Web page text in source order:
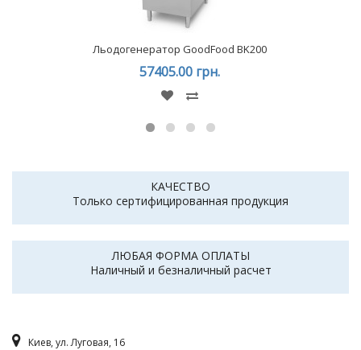
Льодогенератор GoodFood BK200
57405.00 грн.
КАЧЕСТВО
Только сертифицированная продукция
ЛЮБАЯ ФОРМА ОПЛАТЫ
Наличный и безналичный расчет
Киев, ул. Луговая, 16